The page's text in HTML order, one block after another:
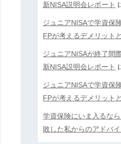
新NISA説明会レポート
ジュニアNISAで学資保
FPが考えるデメリット
ジュニアNISAが終了間
新NISA説明会レポート
ジュニアNISAで学資保
FPが考えるデメリット
学資保険にいま入るな
敗した私からのアドバイ